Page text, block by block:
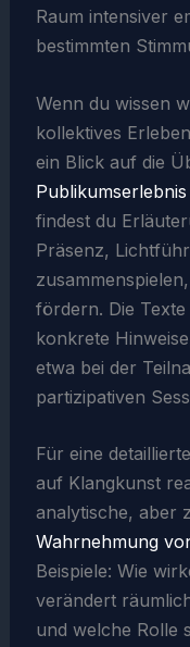
Raum intensiver
bestimmten
Wenn du wissen
kollektives
ein Blick auf die
findest du
Präsenz,
fördern. Die
konkrete
etwa bei der
partizipativen
Für eine
auf Klangkunst
analytische, aber
Wahrnehmung
Beispiele: Wie
verändert
und welche Rolle